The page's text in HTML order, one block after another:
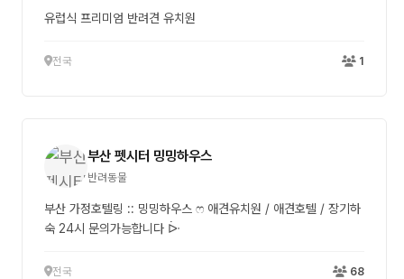
유럽식 프리미엄 반려견 유치원
전국 1
부산 펫시터 밍밍하우스
반려동물
부산 가정호텔링 :: 밍밍하우스 ෆ 애견유치원 / 애견호텔 / 장기하
숙 24시 문의가능합니다 ᐕ
전국 68